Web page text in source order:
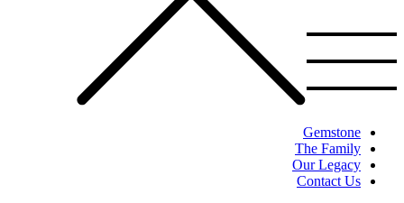
Gemstone
The Family
Our Legacy
Contact Us